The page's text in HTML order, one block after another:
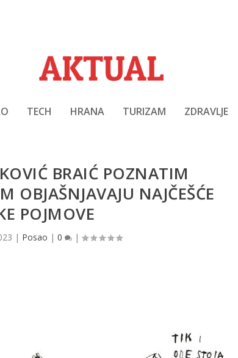
TECH HRANA TURIZAM ZDRAVLJE
BRAIĆ POZNATIM
NAJČEŠĆE
POJMOVE
| Posao | 0 |